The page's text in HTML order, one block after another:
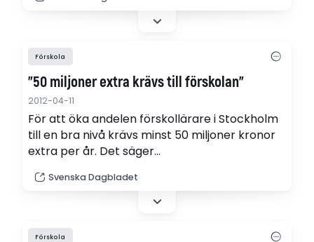
Förskola
”50 miljoner extra krävs till förskolan”
2012-04-11
För att öka andelen förskollärare i Stockholm
till en bra nivå krävs minst 50 miljoner kronor
extra per år. Det säger
Hon vill även se höjda löner till förskollärarna.
Svenska Dagbladet
Förskola